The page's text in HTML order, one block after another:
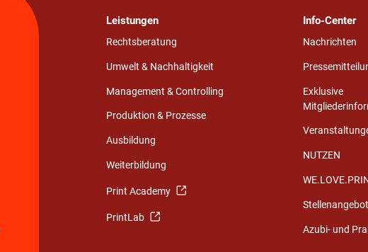
Leistungen
Rechtsberatung
Umwelt & Nachhaltigkeit
Management & Controlling
Produktion & Prozesse
Ausbildung
Weiterbildung
Print Academy
PrintLab
Info-Center
Nachrichten
Exklusive
NUTZEN
Azubi- und